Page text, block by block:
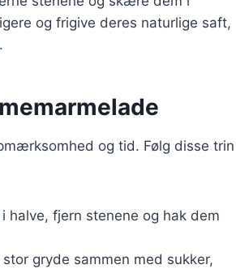
og frigive deres naturlige saft,
og tid. Følg disse trin
fjern stenene og hak dem
gryde sammen med sukker,